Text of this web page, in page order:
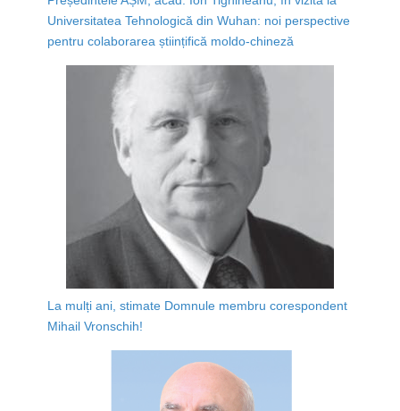
Universitatea Tehnologică din Wuhan: noi perspective
pentru colaborarea științifică moldo-chineză
La mulți ani, stimate Domnule membru corespondent
Mihail Vronschih!